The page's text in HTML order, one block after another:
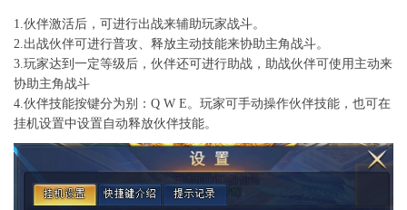
1.伙伴激活后，可进行出战来辅助玩家战斗。
2.出战伙伴可进行普攻、释放主动技能来协助主角战斗。
3.玩家达到一定等级后，伙伴还可进行助战，助战伙伴可使用主动来
协助主角战斗
4.伙伴技能按键分为别：Q W E。玩家可手动操作伙伴技能，也可在
挂机设置中设置自动释放伙伴技能。